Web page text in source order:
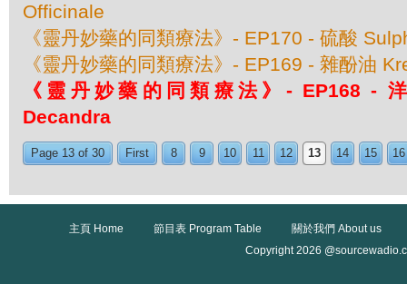
Officinale
《靈丹妙藥的同類療法》- EP170 - 硫酸
《靈丹妙藥的同類療法》- EP169 - 雜酚油
《靈丹妙藥的同類療法》- EP168 -
Decandra
Page 13 of 30 First 8 9 10 11 12 13 14 15 16
主頁 Home 節目表 Program Table
關於我們 About us
Copyright 2026